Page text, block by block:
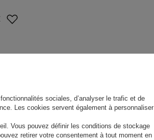
sociales, d’analyser le trafic et de
Les cookies servent également à personnaliser
Vous pouvez définir les conditions de stockage
retirer votre consentement à tout moment en